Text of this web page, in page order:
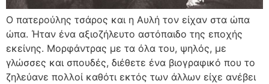
Ο πατερούλης τσάρος και η Αυλή τον είχαν στα ώπα
ώπα. Ήταν ένα αξιοζήλευτο αστόπαιδο της εποχής
εκείνης. Μορφάντρας με τα όλα του, ψηλός, με
γλώσσες και σπουδές, διέθετε ένα βιογραφικό που το
ζηλεύανε πολλοί καθότι εκτός των άλλων είχε ανέβει